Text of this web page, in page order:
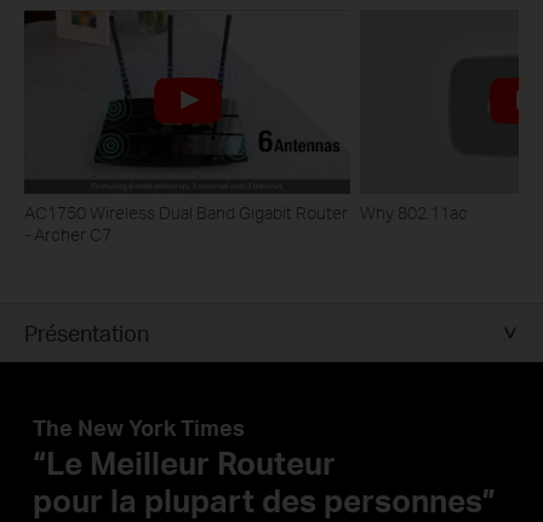
AC1750 Wireless Dual Band Gigabit Router
- Archer C7
Why 802.11ac
Présentation
The New York Times
“Le Meilleur Routeur
pour la plupart des personnes”